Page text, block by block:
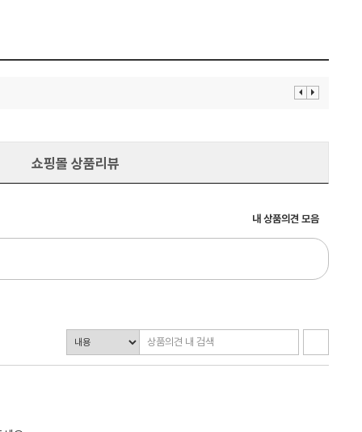
이 다
쇼핑몰 상품리뷰
내 상품의견 모음